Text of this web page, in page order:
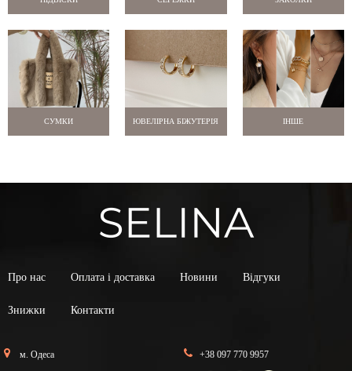
СУМКИ ЮВЕЛІРНА БІЖУТЕРІЯ ІНШЕ
Про нас Оплата і доставка Новини Відгуки
Знижки Контакти
м. Одеса +38 097 770 9957